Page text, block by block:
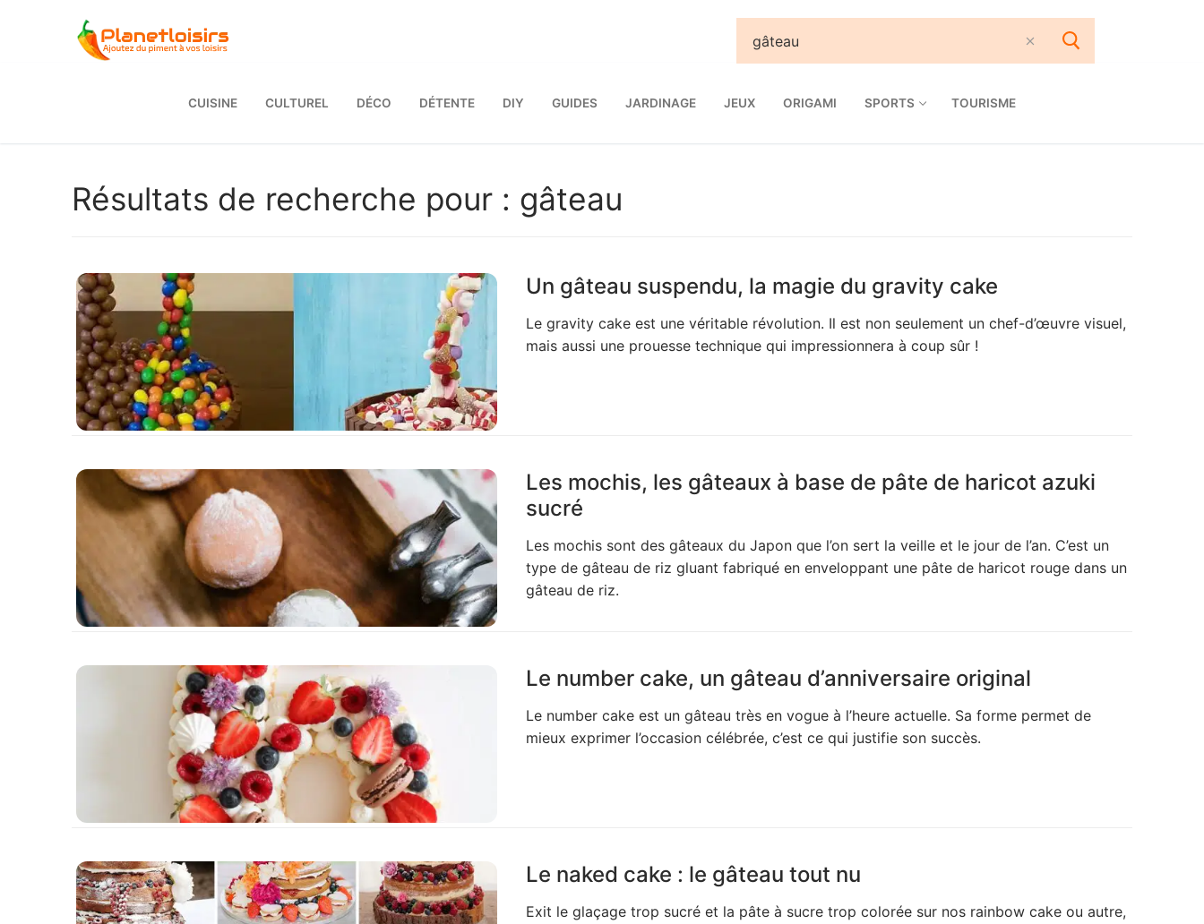
CUISINE CULTUREL DÉCO DÉTENTE DIY GUIDES JARDINAGE JEUX ORIGAMI SPORTS TOURISME
Résultats de recherche pour : gâteau
Un gâteau suspendu, la magie du gravity cake
Le gravity cake est une véritable révolution. Il est non seulement un chef-d’œuvre visuel,
mais aussi une prouesse technique qui impressionnera à coup sûr !
Les mochis, les gâteaux à base de pâte de haricot azuki
sucré
Les mochis sont des gâteaux du Japon que l’on sert la veille et le jour de l’an. C’est un
type de gâteau de riz gluant fabriqué en enveloppant une pâte de haricot rouge dans un
gâteau de riz.
Le number cake, un gâteau d’anniversaire original
Le number cake est un gâteau très en vogue à l’heure actuelle. Sa forme permet de
mieux exprimer l’occasion célébrée, c’est ce qui justifie son succès.
Le naked cake : le gâteau tout nu
Exit le glaçage trop sucré et la pâte à sucre trop colorée sur nos rainbow cake ou autre,